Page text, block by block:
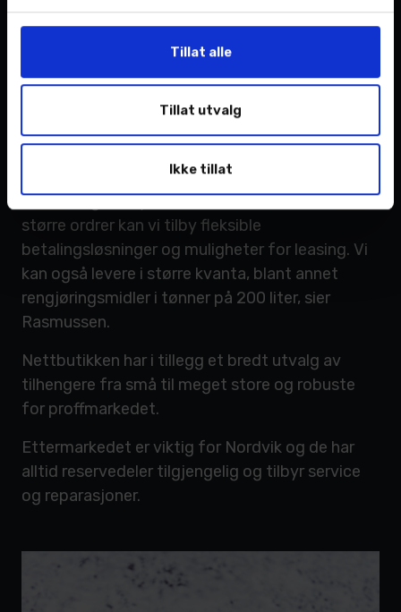
Tillat alle
Tillat utvalg
Ikke tillat
FAGLIG GARANTI:– Vi er alle bilfolk som brenner for faget og vi
tar aldri inn et produkt vi ikke personlig kan gå god for,
understreker Andreas Rasmussen.
– Vi ser at stadig flere bedrifter og for eksempel
borettslag ser nytten av å handle hos oss. For
større ordrer kan vi tilby fleksible
betalingsløsninger og muligheter for leasing. Vi
kan også levere i større kvanta, blant annet
rengjøringsmidler i tønner på 200 liter, sier
Rasmussen.
Nettbutikken har i tillegg et bredt utvalg av
tilhengere fra små til meget store og robuste
for proffmarkedet.
Ettermarkedet er viktig for Nordvik og de har
alltid reservedeler tilgjengelig og tilbyr service
og reparasjoner.